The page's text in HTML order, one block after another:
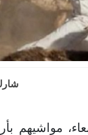
مواشيهم